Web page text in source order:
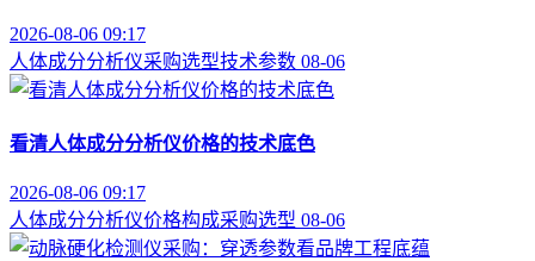
2026-08-06 09:17
人体成分分析仪采购选型技术参数 08-06
看清人体成分分析仪价格的技术底色
2026-08-06 09:17
人体成分分析仪价格构成采购选型 08-06